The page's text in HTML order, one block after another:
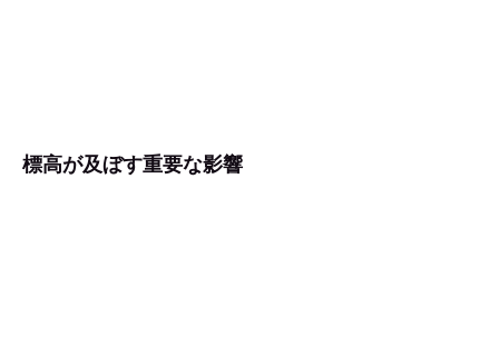
標高が及ぼす重要な影響